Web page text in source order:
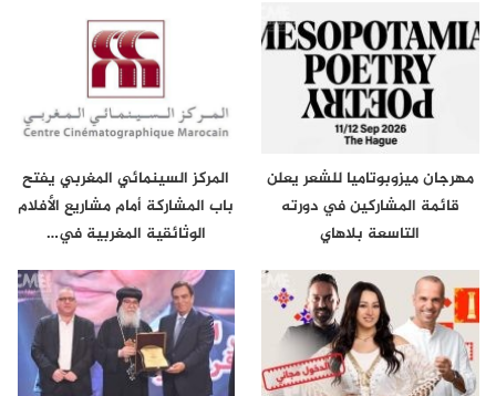
مهرجان ميزوبوتاميا للشعر يعلن
قائمة المشاركين في دورته
التاسعة بلاهاي
المركز السينمائي المغربي يفتح
باب المشاركة أمام مشاريع الأفلام
الوثائقية المغربية في…